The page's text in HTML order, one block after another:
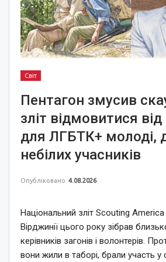
Світ
Пентагон змусив
зліт відмовитися від
для ЛГБТК+ молоді,
небілих учасників
Опубліковано 4.08.2026
Національний зліт Scouting America
Вірджинії цього року зібрав
керівників загонів і волонтерів.
вони жили в таборі, брали участь у